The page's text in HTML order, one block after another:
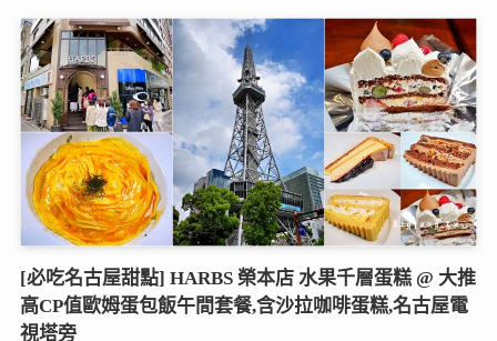
[必吃名古屋甜點] HARBS 榮本店 水果千層蛋糕 @ 大推
高CP值歐姆蛋包飯午間套餐,含沙拉咖啡蛋糕,名古屋電
視塔旁